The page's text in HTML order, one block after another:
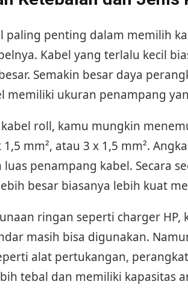
paling penting dalam memilih
Kabel yang terlalu kecil
Semakin besar daya
memiliki ukuran penampang
roll, kamu mungkin
1,5 mm², atau 3 x 1,5 mm².
penampang kabel. Secara
besar biasanya lebih kuat
ringan seperti charger HP,
masih bisa digunakan.
alat pertukangan,
tebal dan memiliki kapasitas